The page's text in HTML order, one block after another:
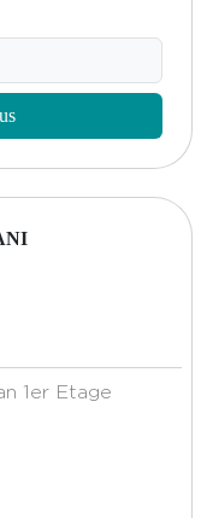
1er Etage